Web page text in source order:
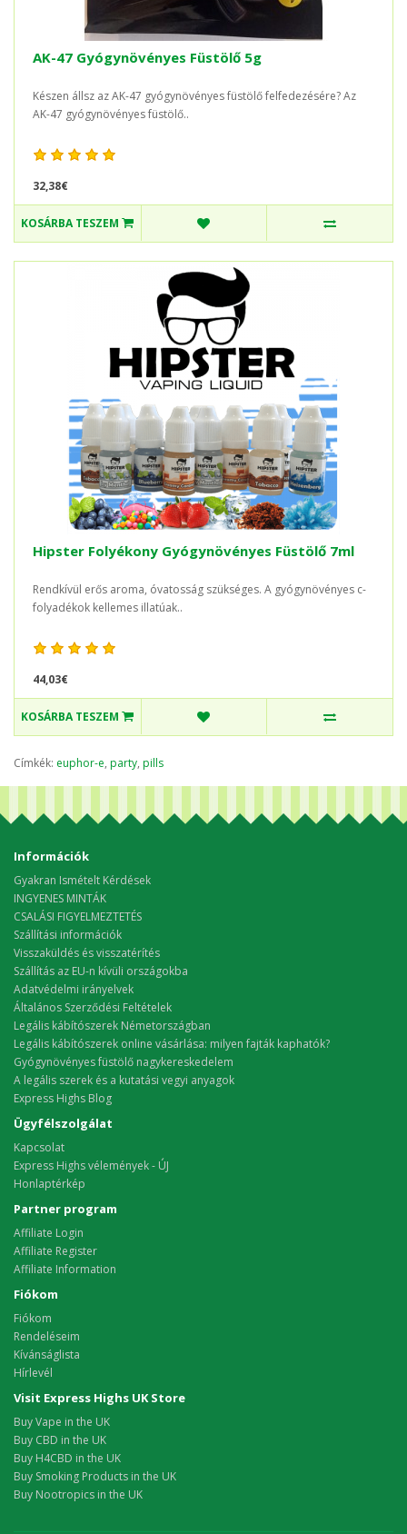
AK-47 Gyógynövényes Füstölő 5g
Készen állsz az AK-47 gyógynövényes füstölő felfedezésére? Az
AK-47 gyógynövényes füstölő..
32,38€
KOSÁRBA TESZEM
Hipster Folyékony Gyógynövényes Füstölő 7ml
Rendkívül erős aroma, óvatosság szükséges. A gyógynövényes c-
folyadékok kellemes illatúak..
44,03€
KOSÁRBA TESZEM
Címkék: euphor-e, party, pills
Információk
Gyakran Ismételt Kérdések
INGYENES MINTÁK
CSALÁSI FIGYELMEZTETÉS
Szállítási információk
Visszaküldés és visszatérítés
Szállítás az EU-n kívüli országokba
Adatvédelmi irányelvek
Általános Szerződési Feltételek
Legális kábítószerek Németországban
Legális kábítószerek online vásárlása: milyen fajták kaphatók?
Gyógynövényes füstölő nagykereskedelem
A legális szerek és a kutatási vegyi anyagok
Express Highs Blog
Ügyfélszolgálat
Kapcsolat
Express Highs vélemények - ÚJ
Honlaptérkép
Partner program
Affiliate Login
Affiliate Register
Affiliate Information
Fiókom
Fiókom
Rendeléseim
Kívánságlista
Hírlevél
Visit Express Highs UK Store
Buy Vape in the UK
Buy CBD in the UK
Buy H4CBD in the UK
Buy Smoking Products in the UK
Buy Nootropics in the UK